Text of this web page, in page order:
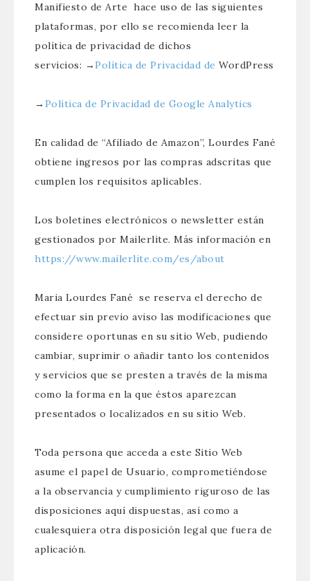
Manifiesto de Arte hace uso de las siguientes
plataformas, por ello se recomienda leer la
política de privacidad de dichos
servicios: →Política de Privacidad de WordPress
→ Política de Privacidad de Google Analytics
En calidad de “Afiliado de Amazon”, Lourdes Fané
obtiene ingresos por las compras adscritas que
cumplen los requisitos aplicables.
Los boletines electrónicos o newsletter están
gestionados por Mailerlite. Más información en
https://www.mailerlite.com/es/about
Maria Lourdes Fané se reserva el derecho de
efectuar sin previo aviso las modificaciones que
considere oportunas en su sitio Web, pudiendo
cambiar, suprimir o añadir tanto los contenidos
y servicios que se presten a través de la misma
como la forma en la que éstos aparezcan
presentados o localizados en su sitio Web.
Toda persona que acceda a este Sitio Web
asume el papel de Usuario, comprometiéndose
a la observancia y cumplimiento riguroso de las
disposiciones aquí dispuestas, así como a
cualesquiera otra disposición legal que fuera de
aplicación.